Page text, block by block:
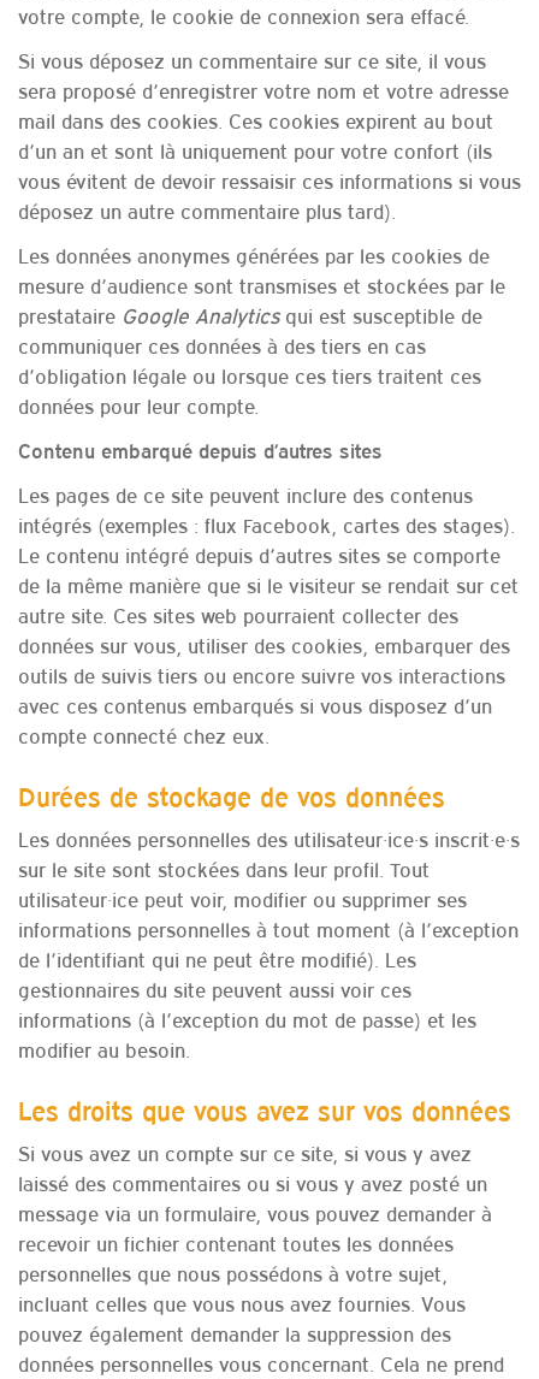
votre compte, le cookie de connexion sera effacé.
Si vous déposez un commentaire sur ce site, il vous
sera proposé d’enregistrer votre nom et votre adresse
mail dans des cookies. Ces cookies expirent au bout
d’un an et sont là uniquement pour votre confort (ils
vous évitent de devoir ressaisir ces informations si vous
déposez un autre commentaire plus tard).
Les données anonymes générées par les cookies de
mesure d’audience sont transmises et stockées par le
prestataire Google Analyticsqui est susceptible de
communiquer ces données à des tiers en cas
d’obligation légale ou lorsque ces tiers traitent ces
données pour leur compte.
Contenu embarqué depuis d’autres sites
Les pages de ce site peuvent inclure des contenus
intégrés (exemples : flux Facebook, cartes des stages).
Le contenu intégré depuis d’autres sites se comporte
de la même manière que si le visiteur se rendait sur cet
autre site. Ces sites web pourraient collecter des
données sur vous, utiliser des cookies, embarquer des
outils de suivis tiers ou encore suivre vos interactions
avec ces contenus embarqués si vous disposez d’un
compte connecté chez eux.
Durées de stockage de vos données
Les données personnelles des utilisateur·ice·s inscrit·e·s
sur le site sont stockées dans leur profil. Tout
utilisateur·ice peut voir, modifier ou supprimer ses
informations personnelles à tout moment (à l’exception
de l’identifiant qui ne peut être modifié). Les
gestionnaires du site peuvent aussi voir ces
informations (à l’exception du mot de passe) et les
modifier au besoin.
Les droits que vous avez sur vos données
Si vous avez un compte sur ce site, si vous y avez
laissé des commentaires ou si vous y avez posté un
message via un formulaire, vous pouvez demander à
recevoir un fichier contenant toutes les données
personnelles que nous possédons à votre sujet,
incluant celles que vous nous avez fournies. Vous
pouvez également demander la suppression des
données personnelles vous concernant. Cela ne prend